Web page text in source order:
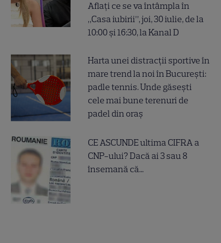
Aflați ce se va întâmpla în
„Casa iubirii”, joi, 30 iulie, de la
10:00 și 16:30, la Kanal D
Harta unei distracții sportive în
mare trend la noi în București:
padle tennis. Unde găsești
cele mai bune terenuri de
padel din oraș
CE ASCUNDE ultima CIFRA a
CNP-ului? Dacă ai 3 sau 8
însemană că...